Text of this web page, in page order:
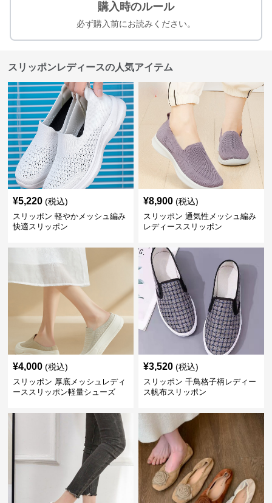
購入時のルール
必ず購入前にお読みください。
スリッポンレディースの人気アイテム
¥5,220 (税込)
スリッポン 軽やかメッシュ編み
快適スリッポン
¥8,900 (税込)
スリッポン 通気性メッシュ編み
レディーススリッポン
¥4,000 (税込)
スリッポン 厚底メッシュレディ
ーススリッポン軽量シューズ
¥3,520 (税込)
スリッポン 千鳥格子柄レディー
ス帆布スリッポン